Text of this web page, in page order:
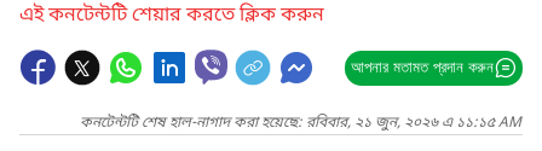
এই কনটেন্টটি শেয়ার করতে ক্লিক করুন
আপনার মতামত প্রদান করুন
কনটেন্টটি শেষ হাল-নাগাদ করা হয়েছে: রবিবার, ২১ জুন, ২০২৬ এ ১১:১৫ AM